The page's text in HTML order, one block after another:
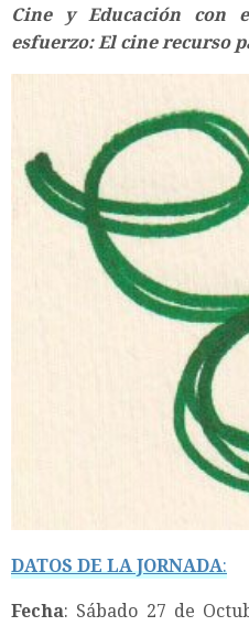
Cine y Educación con
esfuerzo: El cine recurso
DATOS DE LA JORNADA:
Fecha: Sábado 27 de